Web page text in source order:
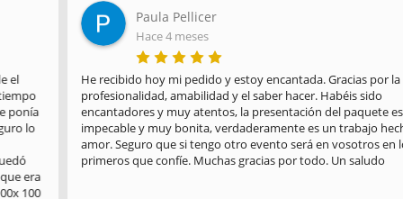
Paula Pellicer
Hace 4 meses
He recibido hoy mi pedido y estoy encantada. Gracias por la
profesionalidad, amabilidad y el saber hacer. Habéis sido
encantadores y muy atentos, la presentación del paquete es
impecable y muy bonita, verdaderamente es un trabajo hecho con
amor. Seguro que si tengo otro evento será en vosotros en los
primeros que confíe. Muchas gracias por todo. Un saludo